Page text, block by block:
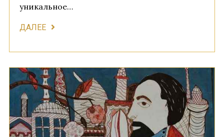
уникальное…
ДАЛЕЕ